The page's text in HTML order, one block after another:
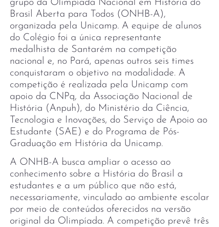
grupo da Olimpíada Nacional em História do
Brasil Aberta para Todos (ONHB-A),
organizada pela Unicamp. A equipe de alunos
do Colégio foi a única representante
medalhista de Santarém na competição
nacional e, no Pará, apenas outros seis times
conquistaram o objetivo na modalidade. A
competição é realizada pela Unicamp com
apoio da CNPq, da Associação Nacional de
História (Anpuh), do Ministério da Ciência,
Tecnologia e Inovações, do Serviço de Apoio ao
Estudante (SAE) e do Programa de Pós-
Graduação em História da Unicamp.
A ONHB-A busca ampliar o acesso ao
conhecimento sobre a História do Brasil a
estudantes e a um público que não está,
necessariamente, vinculado ao ambiente escolar
por meio de conteúdos oferecidos na versão
original da Olimpíada. A competição prevê três